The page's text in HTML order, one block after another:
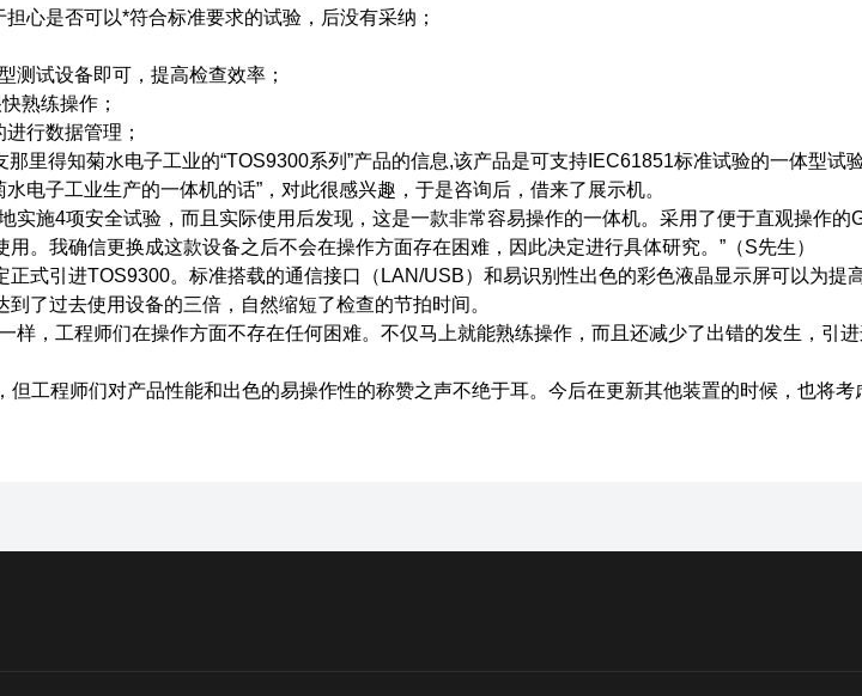
心是否可以*符合标准要求的试验，后没有采纳；
测试设备即可，提高检查效率；
熟练操作；
行数据管理；
里得知菊水电子工业的“TOS9300系列”产品的信息,该产品是可支持IEC61851标准试验的一体型试
电子工业生产的一体机的话”，对此很感兴趣，于是咨询后，借来了展示机。
实施4项安全试验，而且实际使用后发现，这是一款非常容易操作的一体机。采用了便于直观操作的
。我确信更换成这款设备之后不会在操作方面存在困难，因此决定进行具体研究。”（S先生）
正式引进TOS9300。标准搭载的通信接口（LAN/USB）和易识别性出色的彩色液晶显示屏可以为提
了过去使用设备的三倍，自然缩短了检查的节拍时间。
样，工程师们在操作方面不存在任何困难。不仅马上就能熟练操作，而且还减少了出错的发生，引
但工程师们对产品性能和出色的易操作性的称赞之声不绝于耳。今后在更新其他装置的时候，也将考